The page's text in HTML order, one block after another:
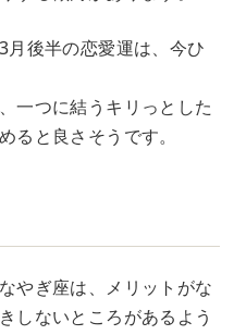
月後半の恋愛運は、今ひ
一つに結うキリっとした
ると良さそうです。
やぎ座は、メリットがな
しないところがあるよう